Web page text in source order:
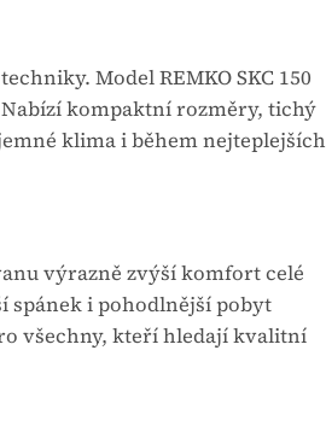
Model REMKO SKC 150
kompaktní rozměry, tichý
klima i během nejteplejších
výrazně zvýší komfort celé
spánek i pohodlnější pobyt
všechny, kteří hledají kvalitní